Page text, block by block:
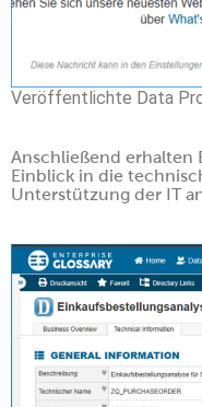
Veröffentlichte Data
Anschließend erhalten
Einblick in die
Unterstützung der IT